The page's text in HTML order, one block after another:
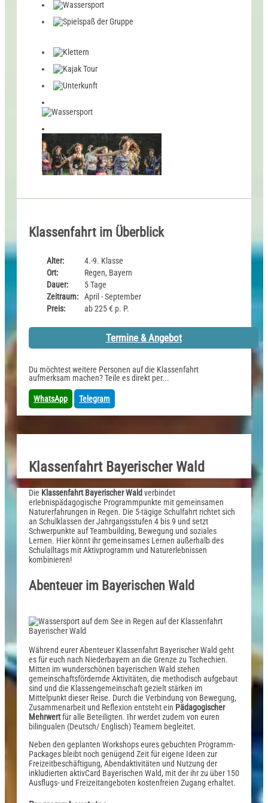
Klassenfahrt im Überblick
Alter:
4.-9. Klasse
Ort:
Regen, Bayern
Dauer:
5 Tage
Zeitraum:
April - September
Preis:
ab 225 € p. P.
Termine & Angebot
Du möchtest weitere Personen auf die Klassenfahrt
aufmerksam machen? Teile es direkt per...
WhatsApp Telegram
Klassenfahrt Bayerischer Wald
Die Klassenfahrt Bayerischer Wald verbindet
erlebnispädagogische Programmpunkte mit gemeinsamen
Naturerfahrungen in Regen. Die 5-tägige Schulfahrt richtet sich
an Schulklassen der Jahrgangsstufen 4 bis 9 und setzt
Schwerpunkte auf Teambuilding, Bewegung und soziales
Lernen. Hier könnt ihr gemeinsames Lernen außerhalb des
Schulalltags mit Aktivprogramm und Naturerlebnissen
kombinieren!
Abenteuer im Bayerischen Wald
Während eurer Abenteuer Klassenfahrt Bayerischer Wald geht
es für euch nach Niederbayern an die Grenze zu Tschechien.
Mitten im wunderschönen bayerischen Wald stehen
gemeinschaftsfördernde Aktivitäten, die methodisch aufgebaut
sind und die Klassengemeinschaft gezielt stärken im
Mittelpunkt dieser Reise. Durch die Verbindung von Bewegung,
Zusammenarbeit und Reflexion entsteht ein Pädagogischer
Mehrwertfür alle Beteiligten. Ihr werdet zudem von euren
bilingualen (Deutsch/ Englisch) Teamern begleitet.
Neben den geplanten Workshops eures gebuchten Programm-
Packages bleibt noch genügend Zeit für eigene Ideen zur
Freizeitbeschäftigung, Abendaktivitäten und Nutzung der
inkludierten aktivCard Bayerischen Wald, mit der ihr zu über 150
Ausflugs- und Freizeitangeboten kostenfreien Zugang erhaltet.